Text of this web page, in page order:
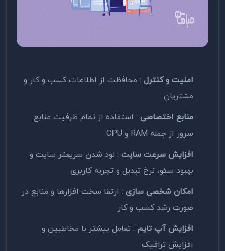
امنیت و کنترل : محافظت از اطلاعات کسب و کار و
مشتریان
منابع اختصاصی : استفاده از تمام ظرفیت منابع
سرور از جمله RAM و CPU
افزایش سرعت سایت : لود شدن سریعتر سایت و
بهبود سئو، نرخ تبدیل و تجربه کاربری
امکان شخصی سازی : ارتقا سخت افزارها و منابع در
صورت رشد کسب و کار
افزایش آپ تایم : تعامل بیشتر با مخاطبین و
افزایش ترافیک